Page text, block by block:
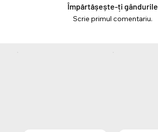
Împărtășește-ți gândurile
Scrie primul comentariu.